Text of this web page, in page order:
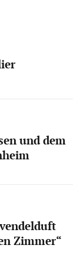
und dem
Zimmer“